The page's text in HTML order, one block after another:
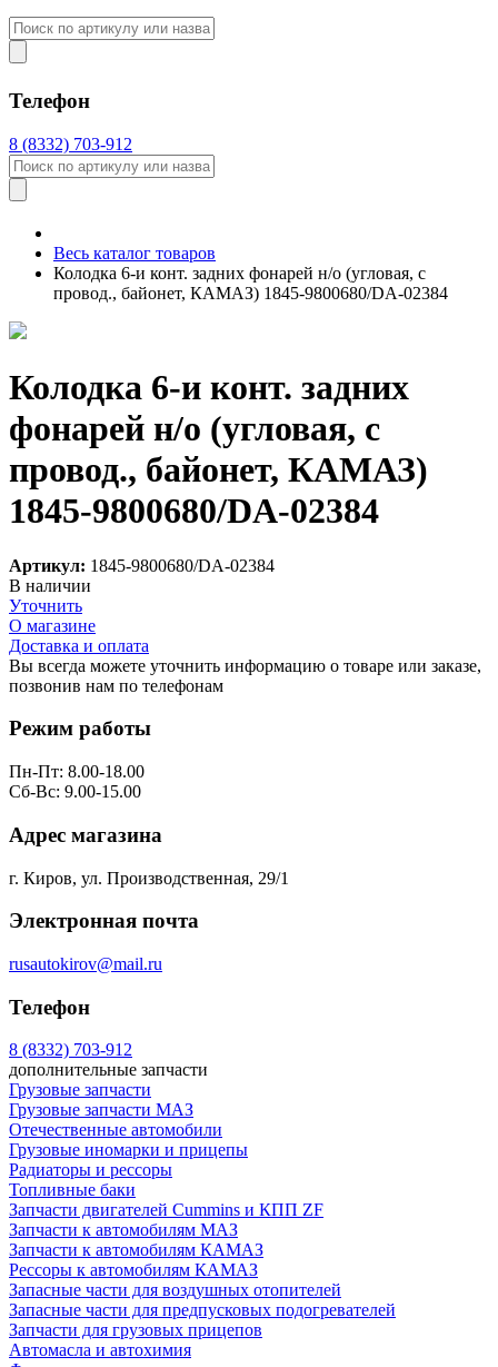
Телефон
8 (8332) 703-912
Весь каталог товаров
Колодка 6-и конт. задних фонарей н/о (угловая, с
провод., байонет, КАМАЗ) 1845-9800680/DA-02384
Колодка 6-и конт. задних
фонарей н/о (угловая, с
провод., байонет, КАМАЗ)
1845-9800680/DA-02384
Артикул: 1845-9800680/DA-02384
В наличии
Уточнить
О магазине
Доставка и оплата
Вы всегда можете уточнить информацию о товаре или заказе,
позвонив нам по телефонам
Режим работы
Пн-Пт: 8.00-18.00
Сб-Вс: 9.00-15.00
Адрес магазина
г. Киров, ул. Производственная, 29/1
Электронная почта
rusautokirov@mail.ru
Телефон
8 (8332) 703-912
дополнительные запчасти
Грузовые запчасти
Грузовые запчасти МАЗ
Отечественные автомобили
Грузовые иномарки и прицепы
Радиаторы и рессоры
Топливные баки
Запчасти двигателей Cummins и КПП ZF
Запчасти к автомобилям МАЗ
Запчасти к автомобилям КАМАЗ
Рессоры к автомобилям КАМАЗ
Запасные части для воздушных отопителей
Запасные части для предпусковых подогревателей
Запчасти для грузовых прицепов
Автомасла и автохимия